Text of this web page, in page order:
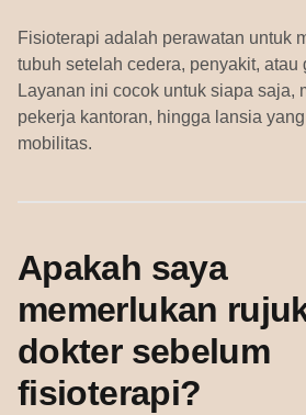
Fisioterapi adalah perawatan untuk
tubuh setelah cedera, penyakit, atau
Layanan ini cocok untuk siapa saja,
pekerja kantoran, hingga lansia
mobilitas.
Apakah saya
memerlukan
dokter sebelum
fisioterapi?